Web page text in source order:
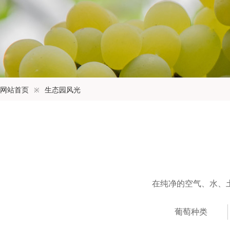
网站首页 ※ 生态园风光
在纯净的空气、水、
葡萄种类